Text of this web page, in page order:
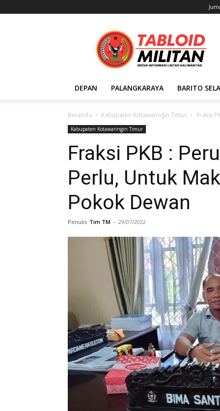
Tabloid
Militan
DEPAN PALANGKARAYA BARITO
Beranda Kabupaten Kotawaringin Timur Fraksi
Kabupaten Kotawaringin Timur
Fraksi PKB :
Perlu, Untuk
Pokok Dewan
Penulis Tim TM - 29/07/2022